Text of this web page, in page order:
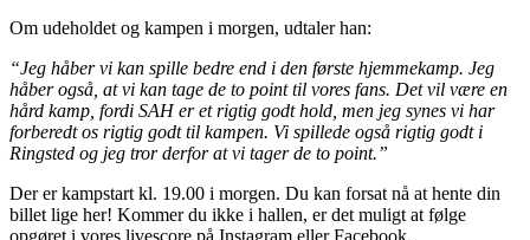
Om udeholdet og kampen i morgen, udtaler han:
“Jeg håber vi kan spille bedre end i den første hjemmekamp. Jeg
håber også, at vi kan tage de to point til vores fans. Det vil være en
hård kamp, fordi SAH er et rigtig godt hold, men jeg synes vi har
forberedt os rigtig godt til kampen. Vi spillede også rigtig godt i
Ringsted og jeg tror derfor at vi tager de to point.”
Der er kampstart kl. 19.00 i morgen. Du kan forsat nå at hente din
billet lige her! Kommer du ikke i hallen, er det muligt at følge